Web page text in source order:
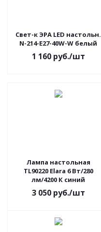
Свет-к ЭРА LED настольн.
N-214-E27-40W-W белый
1 160руб./шт
Лампа настольная
TL90220 Elara 6 Вт/280
лм/4200 К синий
3 050руб./шт